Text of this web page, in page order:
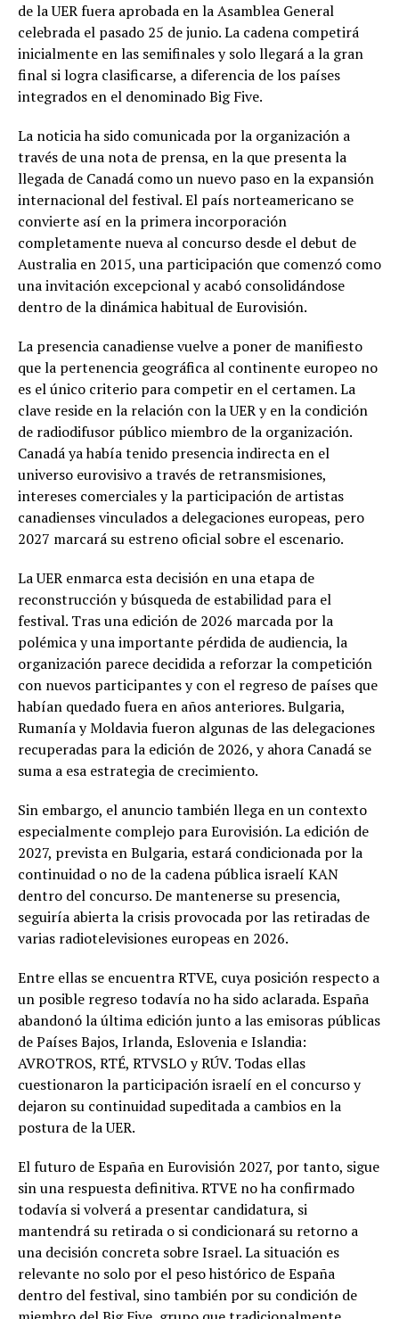
de la UER fuera aprobada en la Asamblea General
celebrada el pasado 25 de junio. La cadena competirá
inicialmente en las semifinales y solo llegará a la gran
final si logra clasificarse, a diferencia de los países
integrados en el denominado Big Five.
La noticia ha sido comunicada por la organización a
través de una nota de prensa, en la que presenta la
llegada de Canadá como un nuevo paso en la expansión
internacional del festival. El país norteamericano se
convierte así en la primera incorporación
completamente nueva al concurso desde el debut de
Australia en 2015, una participación que comenzó como
una invitación excepcional y acabó consolidándose
dentro de la dinámica habitual de Eurovisión.
La presencia canadiense vuelve a poner de manifiesto
que la pertenencia geográfica al continente europeo no
es el único criterio para competir en el certamen. La
clave reside en la relación con la UER y en la condición
de radiodifusor público miembro de la organización.
Canadá ya había tenido presencia indirecta en el
universo eurovisivo a través de retransmisiones,
intereses comerciales y la participación de artistas
canadienses vinculados a delegaciones europeas, pero
2027 marcará su estreno oficial sobre el escenario.
La UER enmarca esta decisión en una etapa de
reconstrucción y búsqueda de estabilidad para el
festival. Tras una edición de 2026 marcada por la
polémica y una importante pérdida de audiencia, la
organización parece decidida a reforzar la competición
con nuevos participantes y con el regreso de países que
habían quedado fuera en años anteriores. Bulgaria,
Rumanía y Moldavia fueron algunas de las delegaciones
recuperadas para la edición de 2026, y ahora Canadá se
suma a esa estrategia de crecimiento.
Sin embargo, el anuncio también llega en un contexto
especialmente complejo para Eurovisión. La edición de
2027, prevista en Bulgaria, estará condicionada por la
continuidad o no de la cadena pública israelí KAN
dentro del concurso. De mantenerse su presencia,
seguiría abierta la crisis provocada por las retiradas de
varias radiotelevisiones europeas en 2026.
Entre ellas se encuentra RTVE, cuya posición respecto a
un posible regreso todavía no ha sido aclarada. España
abandonó la última edición junto a las emisoras públicas
de Países Bajos, Irlanda, Eslovenia e Islandia:
AVROTROS, RTÉ, RTVSLO y RÚV. Todas ellas
cuestionaron la participación israelí en el concurso y
dejaron su continuidad supeditada a cambios en la
postura de la UER.
El futuro de España en Eurovisión 2027, por tanto, sigue
sin una respuesta definitiva. RTVE no ha confirmado
todavía si volverá a presentar candidatura, si
mantendrá su retirada o si condicionará su retorno a
una decisión concreta sobre Israel. La situación es
relevante no solo por el peso histórico de España
dentro del festival, sino también por su condición de